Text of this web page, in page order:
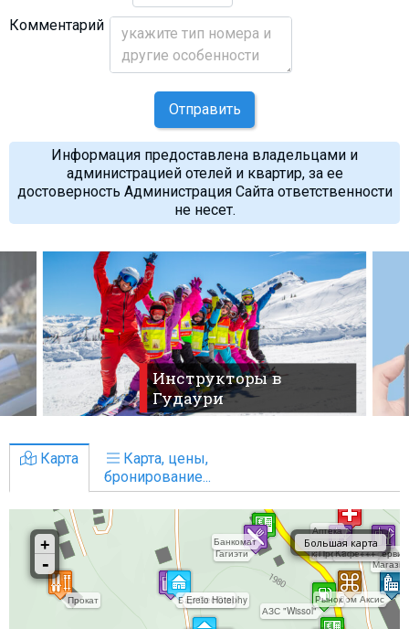
Комментарий
Отправить
Информация предоставлена владельцами и
администрацией отелей и квартир, за ее
достоверность Администрация Сайта ответственности
не несет.
Инструкторы в
Гудаури
Карта
Карта, цены,
бронирование...